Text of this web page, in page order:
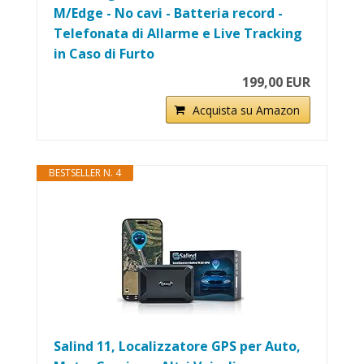
M/Edge - No cavi - Batteria record -
Telefonata di Allarme e Live Tracking
in Caso di Furto
199,00 EUR
Acquista su Amazon
BESTSELLER N. 4
Salind 11, Localizzatore GPS per Auto,